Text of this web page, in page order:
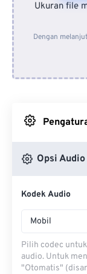
Ukuran file
Dengan
Opsi Audio
Kodek Audio
Mobil
Pilih codec
audio. Untuk
"Otomatis"